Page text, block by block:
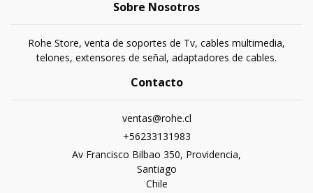
Sobre Nosotros
Rohe Store, venta de soportes de Tv, cables multimedia,
telones, extensores de señal, adaptadores de cables.
Contacto
ventas@rohe.cl
+56233131983
Av Francisco Bilbao 350, Providencia,
Santiago
Chile